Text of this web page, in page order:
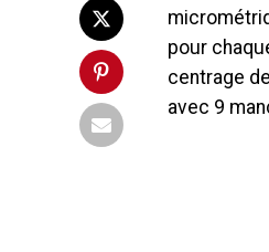
pour
centrage
avec 9